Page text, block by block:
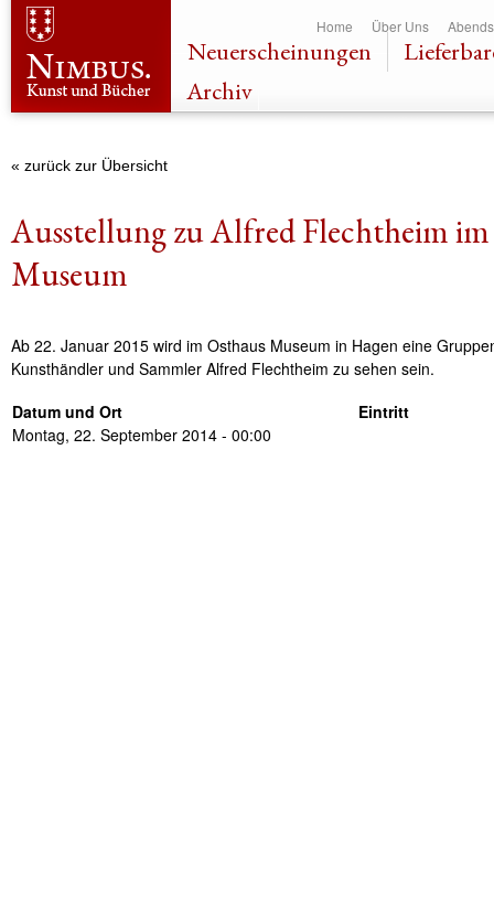
Home Über Uns
Neuerscheinungen
Archiv
Ausstellung zu Alfred Flechtheim im
Museum
« zurück zur Übersicht
Ab 22. Januar 2015 wird im Osthaus Museum in Hagen eine
Kunsthändler und Sammler Alfred Flechtheim zu sehen sein.
Datum und Ort
Montag, 22. September 2014 - 00:00
Eintritt